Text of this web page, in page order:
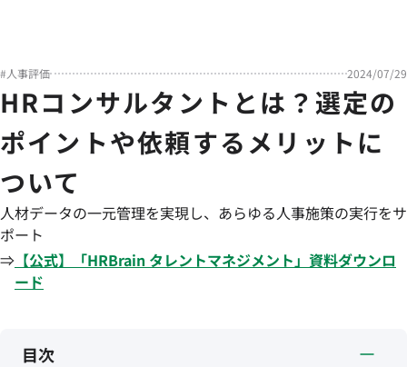
#人事評価 2024/07/29
HRコンサルタントとは？選定の
ポイントや依頼するメリットに
ついて
人材データの一元管理を実現し、あらゆる人事施策の実行をサ
ポート
⇒ 【公式】「HRBrain タレントマネジメント」資料ダウンロ
ード
目次